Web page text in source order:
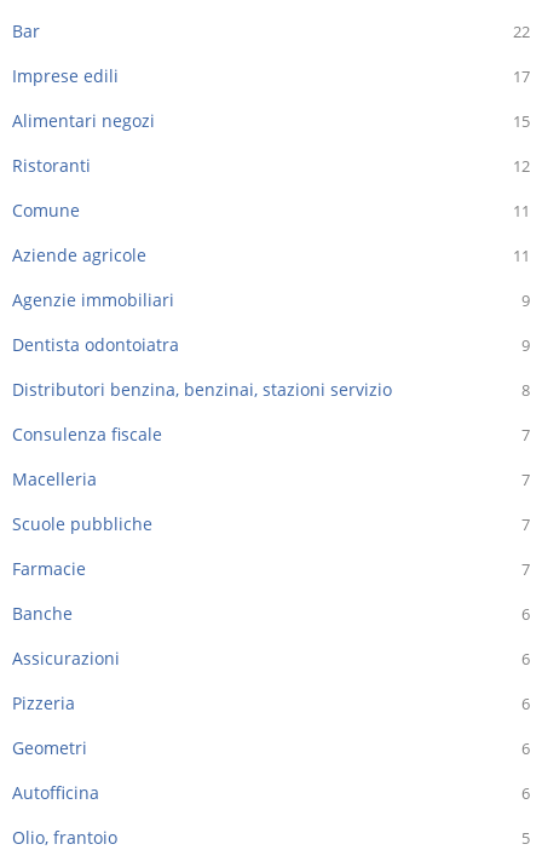
22
Bar
17
Imprese edili
15
Alimentari negozi
12
Ristoranti
11
Comune
11
Aziende agricole
9
Agenzie immobiliari
9
Dentista odontoiatra
8
Distributori benzina, benzinai, stazioni servizio
7
Consulenza fiscale
7
Macelleria
7
Scuole pubbliche
7
Farmacie
6
Banche
6
Assicurazioni
6
Pizzeria
6
Geometri
6
Autofficina
5
Olio, frantoio